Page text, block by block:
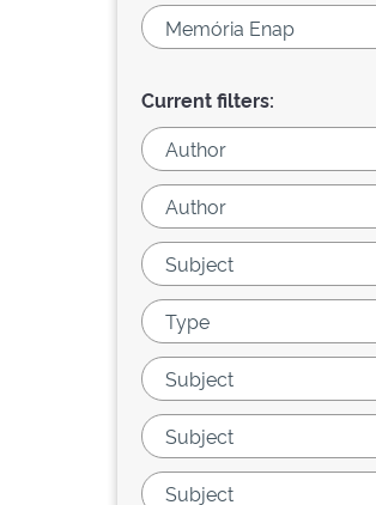
Current filters: